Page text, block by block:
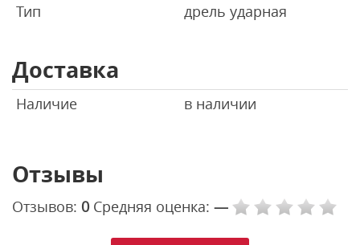
Тип
дрель ударная
Доставка
Наличие в наличии
Отзывы
Отзывов: 0 Средняя оценка: —